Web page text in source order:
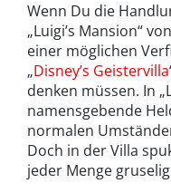
Wenn Du die
„Luigi’s Mansion“
einer möglichen
„Disney’s Geistervilla
denken müssen. In
namensgebende
normalen
Doch in der Villa
jeder Menge